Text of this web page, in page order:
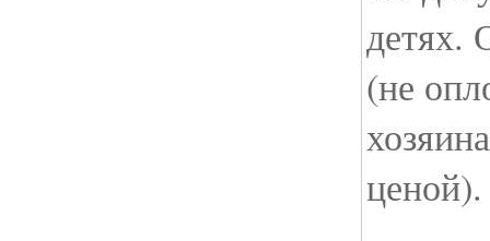
детях.
(не
ценой).